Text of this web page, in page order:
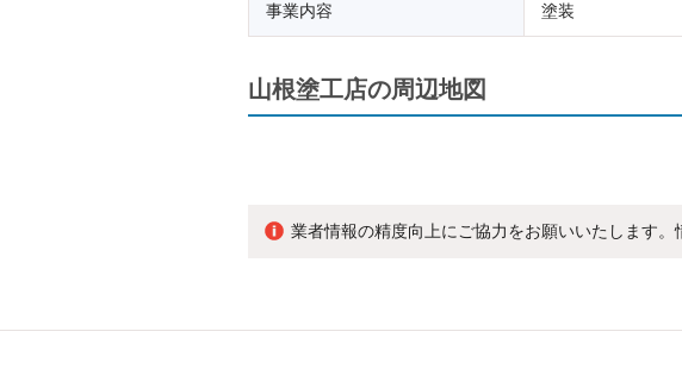
事業内容 塗装
山根塗工店の周辺地図
業者情報の精度向上にご協力をお願いいたします。